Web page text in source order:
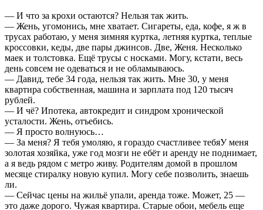
— И что за крохи остаются? Нельзя так жить.
— Жень, угомонись, мне хватает. Сигареты, еда, кофе, я ж в
трусах работаю, у меня зимняя куртка, летняя куртка, теплые
кроссовки, кеды, две пары джинсов. Две, Женя. Несколько
маек и толстовка. Ещё трусы с носками. Могу, кстати, весь
день совсем не одеваться и не обламываюсь.
— Давид, тебе 34 года, нельзя так жить. Мне 30, у меня
квартира собственная, машина и зарплата под 120 тысяч
рублей.
— И чё? Ипотека, автокредит и синдром хронической
усталости. Жень, отъебись.
— Я просто волнуюсь…
— За меня? Я тебя умоляю, я гораздо счастливее тебяУ меня
золотая хозяйка, уже год мозги не ебёт и аренду не поднимает,
а я ведь рядом с метро живу. Родителям домой в прошлом
месяце стиралку новую купил. Могу себе позволить, знаешь
ли.
— Сейчас цены на жильё упали, аренда тоже. Может, 25 —
это даже дорого. Чужая квартира. Старые обои, мебель еще